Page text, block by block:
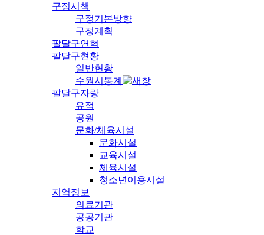
구정시책
구정기본방향
구정계획
팔달구연혁
팔달구현황
일반현황
수원시통계
팔달구자랑
유적
공원
문화/체육시설
문화시설
교육시설
체육시설
청소년이용시설
지역정보
의료기관
공공기관
학교